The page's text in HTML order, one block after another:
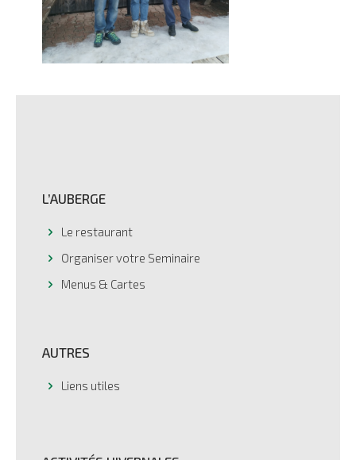
L’AUBERGE
Le restaurant
Organiser votre Seminaire
Menus & Cartes
AUTRES
Liens utiles